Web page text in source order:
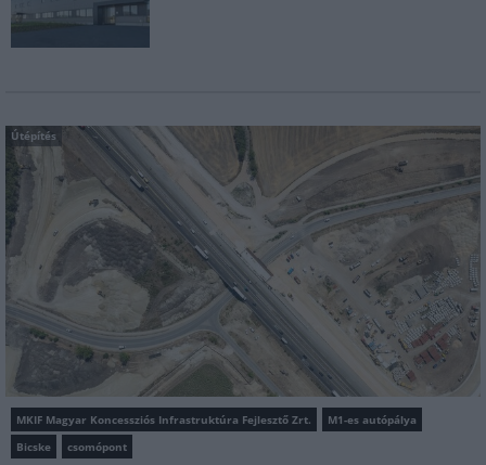
Útépítés
MKIF Magyar Koncessziós Infrastruktúra Fejlesztő Zrt.
M1-es autópálya
Bicske
csomópont